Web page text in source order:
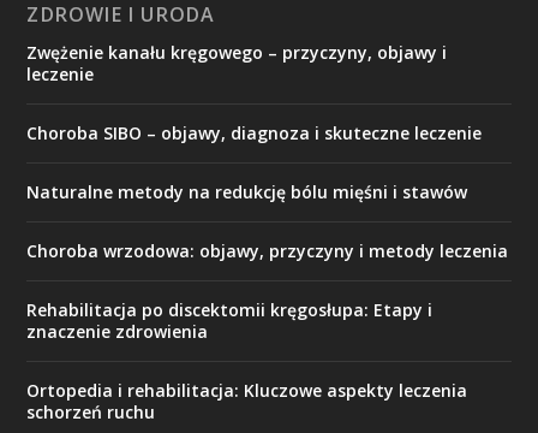
ZDROWIE I URODA
Zwężenie kanału kręgowego – przyczyny, objawy i
leczenie
Choroba SIBO – objawy, diagnoza i skuteczne leczenie
Naturalne metody na redukcję bólu mięśni i stawów
Choroba wrzodowa: objawy, przyczyny i metody leczenia
Rehabilitacja po discektomii kręgosłupa: Etapy i
znaczenie zdrowienia
Ortopedia i rehabilitacja: Kluczowe aspekty leczenia
schorzeń ruchu